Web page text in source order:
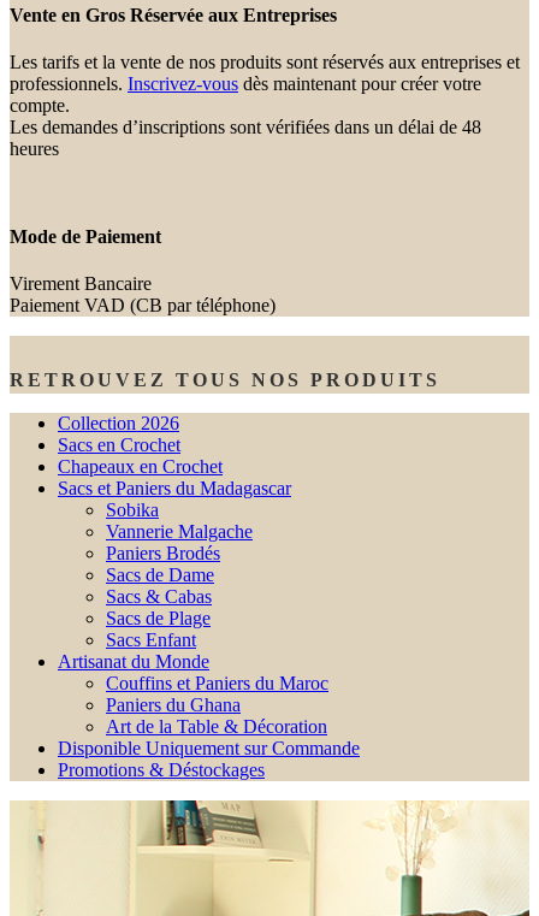
Vente en Gros Réservée aux Entreprises
Les tarifs et la vente de nos produits sont réservés aux entreprises et
professionnels. Inscrivez-vous dès maintenant pour créer votre
compte.
Les demandes d’inscriptions sont vérifiées dans un délai de 48
heures
Mode de Paiement
Virement Bancaire
Paiement VAD (CB par téléphone)
RETROUVEZ TOUS NOS PRODUITS
Collection 2026
Sacs en Crochet
Chapeaux en Crochet
Sacs et Paniers du Madagascar
Sobika
Vannerie Malgache
Paniers Brodés
Sacs de Dame
Sacs & Cabas
Sacs de Plage
Sacs Enfant
Artisanat du Monde
Couffins et Paniers du Maroc
Paniers du Ghana
Art de la Table & Décoration
Disponible Uniquement sur Commande
Promotions & Déstockages